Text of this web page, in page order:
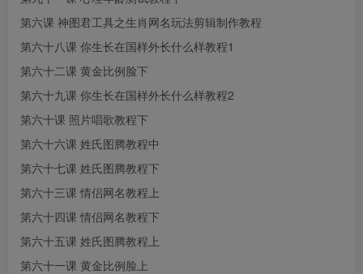
第六课 神图君工具之生肖网名玩法剪辑制作教程
第六十八课 你生长在国样外长什么样教程1
第六十二课 黄金比例脸下
第六十九课 你生长在国样外长什么样教程2
第六十课 照片唱歌教程下
第六十六课 姓氏图腾教程中
第六十七课 姓氏图腾教程下
第六十三课 情侣网名教程上
第六十四课 情侣网名教程下
第六十五课 姓氏图腾教程上
第六十一课 黄金比例脸上